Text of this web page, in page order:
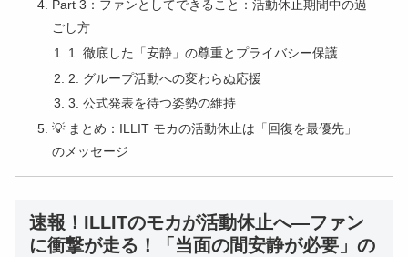
Part 3：ファンとしてできること：活動休止期間中の過
ごし方
1. 徹底した「安静」の尊重とプライバシー保護
2. グループ活動への変わらぬ応援
3. 公式発表を待つ姿勢の維持
💡 まとめ：ILLIT モカの活動休止は「回復を最優先」
のメッセージ
速報！ILLITのモカが活動休止へ—ファン
に衝撃が走る！「当面の間安静が必要」の